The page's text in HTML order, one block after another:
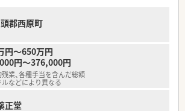
すすめポイント】
ひとりの意見が反映されやすい環境です。
舗を巡回するラウンダー業務は変化に富んでおり、
持ちで業務に取り組めるのが魅力です。
の経験を活かして入社した場合、初年度から年収
郡西原町
円～650万円
円～376,000円
業、各種手当を含んだ総額
などにより異なる
正堂